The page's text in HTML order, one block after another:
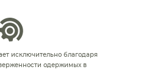
исключительно благодаря
одержимых в